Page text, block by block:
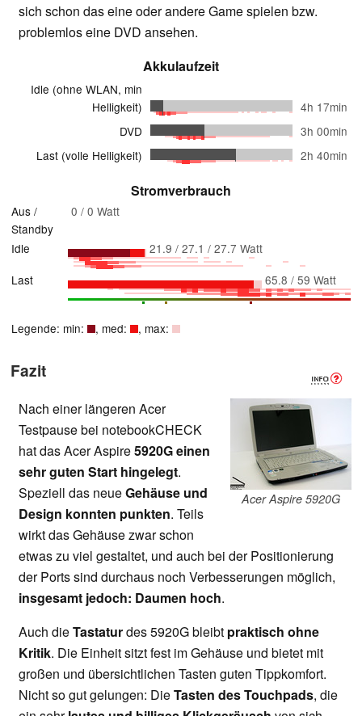
sich schon das eine oder andere Game spielen bzw.
problemlos eine DVD ansehen.
Akkulaufzeit
Idle (ohne WLAN, min
Helligkeit)
4h 17min
DVD
3h 00min
Last (volle Helligkeit)
2h 40min
Stromverbrauch
Aus /
Standby
0 / 0 Watt
Idle
21.9 / 27.1 / 27.7 Watt
Last
65.8 / 59 Watt
Legende: min: , med: , max:
Fazit
Acer Aspire 5920G
Nach einer längeren Acer
Testpause bei notebookCHECK
hat das Acer Aspire5920G einen
sehr guten Start hingelegt.
Speziell das neueGehäuse und
Design konnten punkten. Teils
wirkt das Gehäuse zwar schon
etwas zu viel gestaltet, und auch bei der Positionierung
der Ports sind durchaus noch Verbesserungen möglich,
insgesamt jedoch: Daumen hoch.
Auch dieTastaturdes 5920G bleibt praktisch ohne
Kritik. Die Einheit sitzt fest im Gehäuse und bietet mit
großen und übersichtlichen Tasten guten Tippkomfort.
Nicht so gut gelungen: DieTasten des Touchpads, die